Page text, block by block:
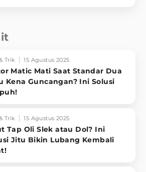
Trik 15 Agustus 2025
Matic Mati Saat Standar Dua
Kena Guncangan? Ini Solusi
Trik 15 Agustus 2025
Tap Oli Slek atau Dol? Ini
Jitu Bikin Lubang Kembali